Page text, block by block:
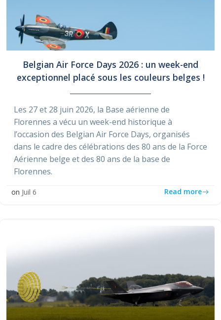
Belgian Air Force Days 2026 : un week-end
exceptionnel placé sous les couleurs belges !
Les 27 et 28 juin 2026, la Base aérienne de
Florennes a vécu un week-end historique à
l’occasion des Belgian Air Force Days, organisés
dans le cadre des célébrations des 80 ans de la Force
Aérienne belge et des 80 ans de la base de
Florennes.
on Juil 6 Read more